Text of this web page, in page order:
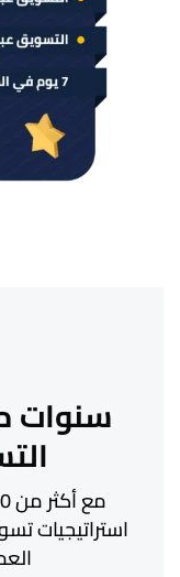
سنوات
استراتيجيات